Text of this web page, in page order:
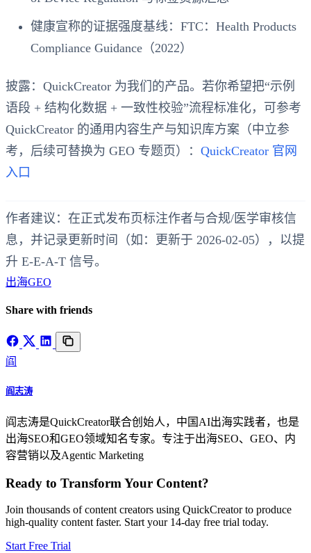
健康宣称的证据强度基线：FTC：Health Products
Compliance Guidance（2022）
披露：QuickCreator 为我们的产品。若你希望把“示例
语段 + 结构化数据 + 一致性校验”流程标准化，可参考
QuickCreator 的通用内容生产与知识库方案（中立参
考，后续可替换为 GEO 专题页）： QuickCreator 官网
入口
作者建议：在正式发布页标注作者与合规/医学审核信
息，并记录更新时间（如：更新于 2026‑02‑05），以提
升 E‑E‑A‑T 信号。
出海GEO
Share with friends
阎
阎志涛
阎志涛是QuickCreator联合创始人，中国AI出海实践者，也是
出海SEO和GEO领域知名专家。专注于出海SEO、GEO、内
容营销以及Agentic Marketing
Ready to Transform Your Content?
Join thousands of content creators using QuickCreator to produce
high-quality content faster. Start your 14-day free trial today.
Start Free Trial